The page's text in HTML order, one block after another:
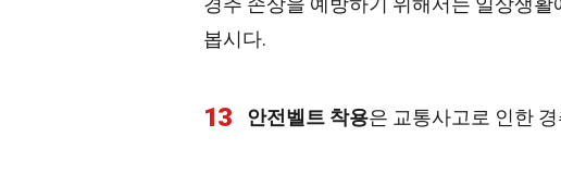
봅시다.
13 안전벨트 착용은 교통사고로 인한